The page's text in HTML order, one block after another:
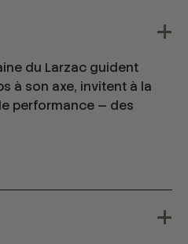
du Larzac guident
à son axe, invitent à la
performance — des